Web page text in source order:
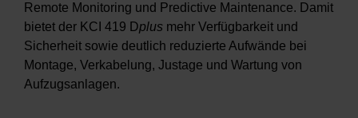
Remote Monitoring und Predictive Maintenance. Damit
bietet der KCI 419 Dplus mehr Verfügbarkeit und
Sicherheit sowie deutlich reduzierte Aufwände bei
Montage, Verkabelung, Justage und Wartung von
Aufzugsanlagen.